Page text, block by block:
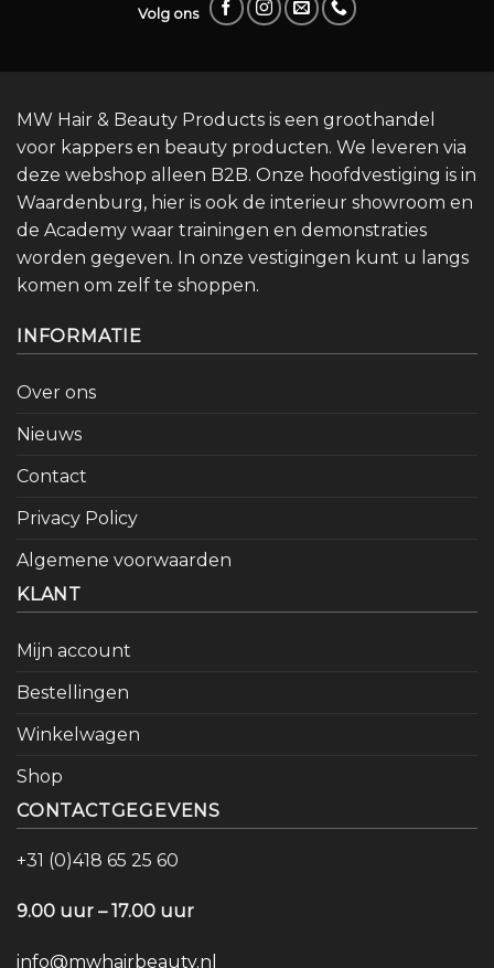
Volg ons
MW Hair & Beauty Products is een groothandel
voor kappers en beauty producten. We leveren via
deze webshop alleen B2B. Onze hoofdvestiging is in
Waardenburg, hier is ook de interieur showroom en
de Academy waar trainingen en demonstraties
worden gegeven. In onze vestigingen kunt u langs
komen om zelf te shoppen.
INFORMATIE
Over ons
Nieuws
Contact
Privacy Policy
Algemene voorwaarden
KLANT
Mijn account
Bestellingen
Winkelwagen
Shop
CONTACTGEGEVENS
+31 (0)418 65 25 60
9.00 uur – 17.00 uur
info@mwhairbeauty.nl